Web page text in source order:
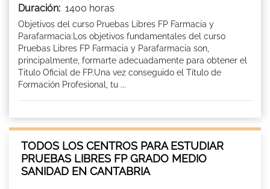
Duración: 1400 horas
Objetivos del curso Pruebas Libres FP Farmacia y
Parafarmacia:Los objetivos fundamentales del curso
Pruebas Libres FP Farmacia y Parafarmacia son,
principalmente, formarte adecuadamente para obtener el
Titulo Oficial de FP.Una vez conseguido el Título de
Formación Profesional, tu ...
TODOS LOS CENTROS PARA ESTUDIAR
PRUEBAS LIBRES FP GRADO MEDIO
SANIDAD EN CANTABRIA